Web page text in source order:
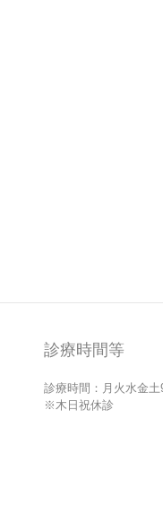
診療時間等
診療時間：月火水金
※木日祝休診